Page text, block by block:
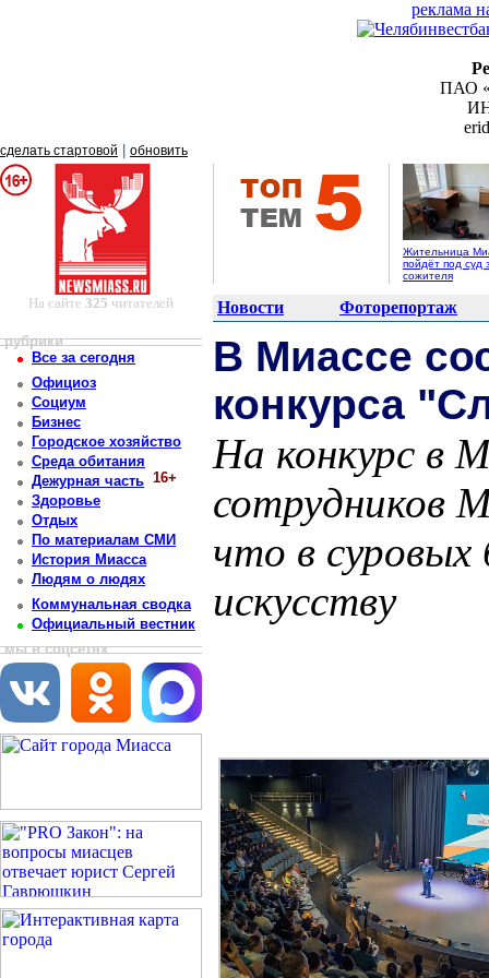
реклама
ПАО
сделать стартовой обновить
Жительница
пойдёт под суд
сожителя
На сайте 325 читателей Новости Фоторепортаж
рубрики
Все за сегодня
Официоз
Социум
Бизнес
Городское хозяйство
Среда обитания
Дежурная часть 16+
Здоровье
Отдых
По материалам СМИ
История Миасса
Людям о людях
Коммунальная сводка
Официальный вестник
мы в соцсетях
В Миассе
конкурса
На конкурс в
сотрудников
что в
искусству